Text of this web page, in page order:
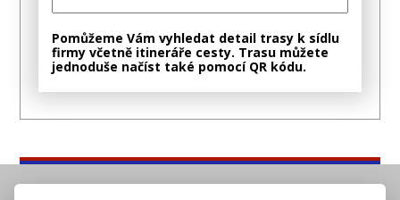
Pomůžeme Vám vyhledat detail trasy k sídlu
firmy včetně itineráře cesty. Trasu můžete
jednoduše načíst také pomocí QR kódu.